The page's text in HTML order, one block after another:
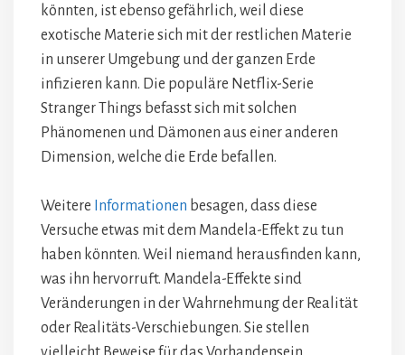
könnten, ist ebenso gefährlich, weil diese
exotische Materie sich mit der restlichen Materie
in unserer Umgebung und der ganzen Erde
infizieren kann. Die populäre Netflix-Serie
Stranger Things befasst sich mit solchen
Phänomenen und Dämonen aus einer anderen
Dimension, welche die Erde befallen.
Weitere Informationen besagen, dass diese
Versuche etwas mit dem Mandela-Effekt zu tun
haben könnten. Weil niemand herausfinden kann,
was ihn hervorruft. Mandela-Effekte sind
Veränderungen in der Wahrnehmung der Realität
oder Realitäts-Verschiebungen. Sie stellen